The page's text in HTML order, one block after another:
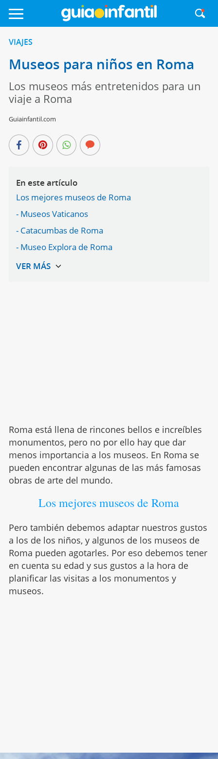
VIAJES
Museos para niños en Roma
Los museos más entretenidos para un
viaje a Roma
Guiainfantil.com
En este artículo
Los mejores museos de Roma
- Museos Vaticanos
- Catacumbas de Roma
- Museo Explora de Roma
Roma está llena de rincones bellos e increíbles
monumentos, pero no por ello hay que dar
menos importancia a los museos. En Roma se
pueden encontrar algunas de las más famosas
obras de arte del mundo.
Los mejores museos de Roma
Pero también debemos adaptar nuestros gustos
a los de los niños, y algunos de los museos de
Roma pueden agotarles. Por eso debemos tener
en cuenta su edad y sus gustos a la hora de
planificar las visitas a los monumentos y
museos.